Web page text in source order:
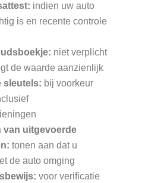
indien uw auto
is en recente controle
niet verplicht
de waarde aanzienlijk
sleutels: bij voorkeur
van uitgevoerde
tonen aan dat u
de auto omging
voor verificatie